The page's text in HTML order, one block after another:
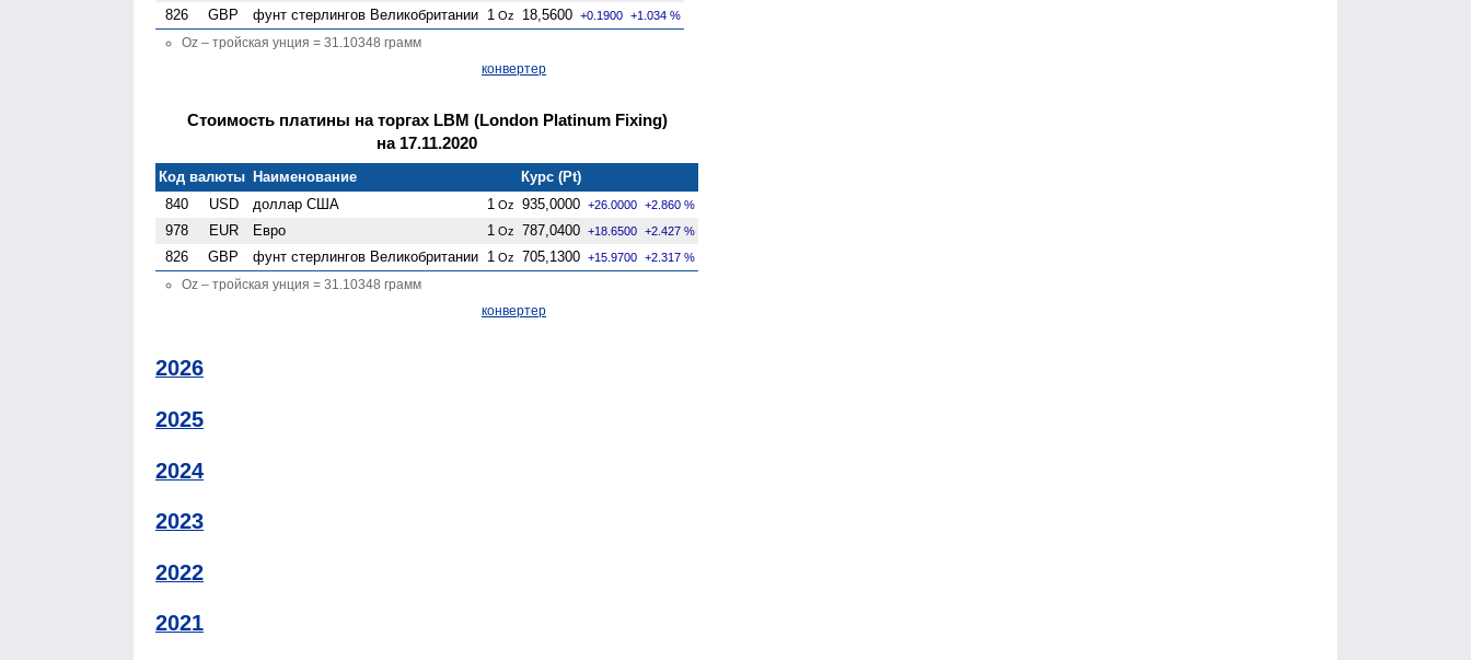
826 GBP фунт стерлингов Велико­британии 1 Oz 18,5600 +0.1900 +1.034 %
Oz – тройская унция = 31.10348 грамм
конвертер
Стоимость платины на торгах LBM (London Platinum Fixing)
на 17.11.2020
Код валюты Наименование
Курс (Pt)
840
USD доллар США 1 Oz 935,0000 +26.0000 +2.860 %
978 EUR Евро 1 Oz 787,0400 +18.6500 +2.427 %
826 GBP фунт стерлингов Велико­британии 1 Oz 705,1300 +15.9700 +2.317 %
Oz – тройская унция = 31.10348 грамм
конвертер
2026
2025
2024
2023
2022
2021